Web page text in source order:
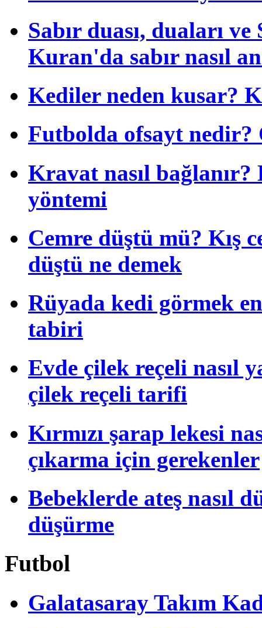
Sabır duası, duaları
Kuran'da sabır nasıl
Kediler neden kusar?
Futbolda ofsayt nedir?
Kravat nasıl
yöntemi
Cemre düştü mü? Kış
düştü ne demek
Rüyada kedi görmek
tabiri
Evde çilek reçeli nasıl
çilek reçeli tarifi
Kırmızı şarap lekesi
çıkarma için gerekenler
Bebeklerde ateş nasıl
düşürme
Futbol
Galatasaray Takım